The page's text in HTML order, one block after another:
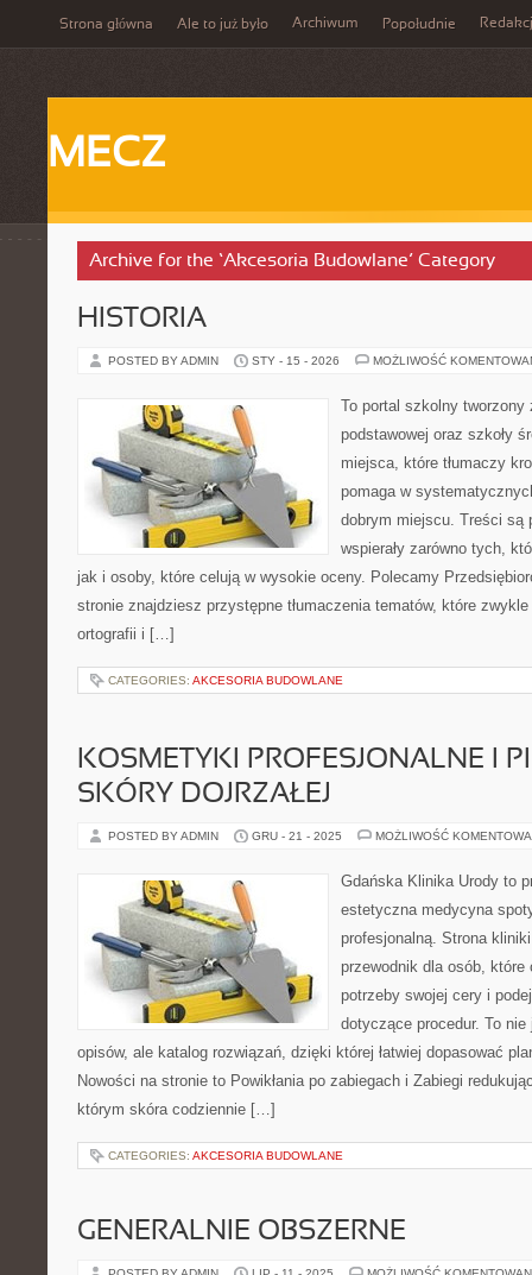
Strona główna Ale to już było Archiwum Popołudnie
MECZ
Archive for the ‘Akcesoria Budowlane’ Category
HISTORIA
POSTED BY ADMIN STY - 15 - 2026 MOŻLIWOŚĆ
To portal szkolny
podstawowej oraz szkoły
miejsca, które tłumaczy
pomaga w
dobrym miejscu. Treści są
wspierały zarówno tych,
jak i osoby, które celują w wysokie oceny. Polecamy
stronie znajdziesz przystępne tłumaczenia tematów, które zwykle
ortografii i […]
CATEGORIES: AKCESORIA BUDOWLANE
KOSMETYKI PROFESJONALNE I
SKÓRY DOJRZAŁEJ
POSTED BY ADMIN GRU - 21 - 2025 MOŻLIWOŚĆ
Gdańska Klinika Urody to
estetyczna medycyna
profesjonalną. Strona
przewodnik dla osób,
potrzeby swojej cery i
dotyczące procedur. To
opisów, ale katalog rozwiązań, dzięki której łatwiej dopasować
Nowości na stronie to Powikłania po zabiegach i Zabiegi
którym skóra codziennie […]
CATEGORIES: AKCESORIA BUDOWLANE
GENERALNIE OBSZERNE